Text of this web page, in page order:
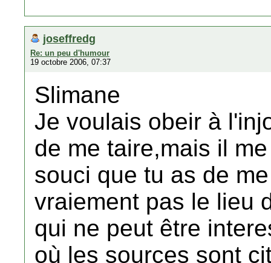
joseffredg
Re: un peu d'humour
19 octobre 2006, 07:37
Slimane
Je voulais obeir à
de me taire,mais il
souci que tu as de
vraiement pas le lieu
qui ne peut être
où les sources sont